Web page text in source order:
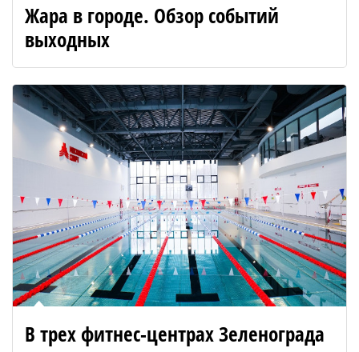
Жара в городе. Обзор событий
выходных
В трех фитнес-центрах Зеленограда